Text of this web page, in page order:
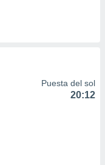
Puesta del sol
20:12